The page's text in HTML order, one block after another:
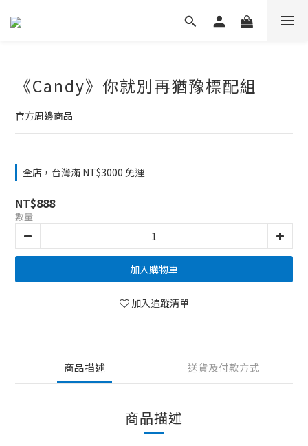
《Candy》你就別再猶豫標配組
官方周邊商品
全店，台灣滿 NT$3000 免運
NT$888
數量
加入購物車
加入追蹤清單
商品描述 送貨及付款方式
商品描述